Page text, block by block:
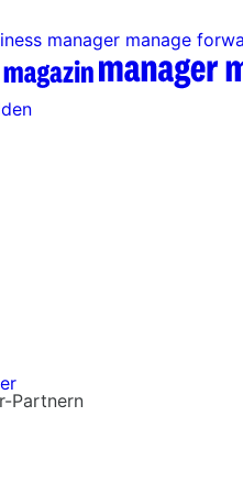
manager manage
Partnern